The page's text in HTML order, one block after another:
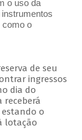
o uso da
como o
de seu
ingressos
dia do
receberá
o
lotação